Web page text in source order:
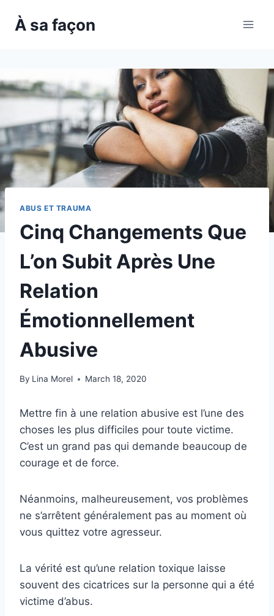
À sa façon
ABUS ET TRAUMA
Cinq Changements Que
L’on Subit Après Une
Relation
Émotionnellement
Abusive
By Lina Morel March 18, 2020
Mettre fin à une relation abusive est l’une des
choses les plus difficiles pour toute victime.
C’est un grand pas qui demande beaucoup de
courage et de force.
Néanmoins, malheureusement, vos problèmes
ne s’arrêtent généralement pas au moment où
vous quittez votre agresseur.
La vérité est qu’une relation toxique laisse
souvent des cicatrices sur la personne qui a été
victime d’abus.